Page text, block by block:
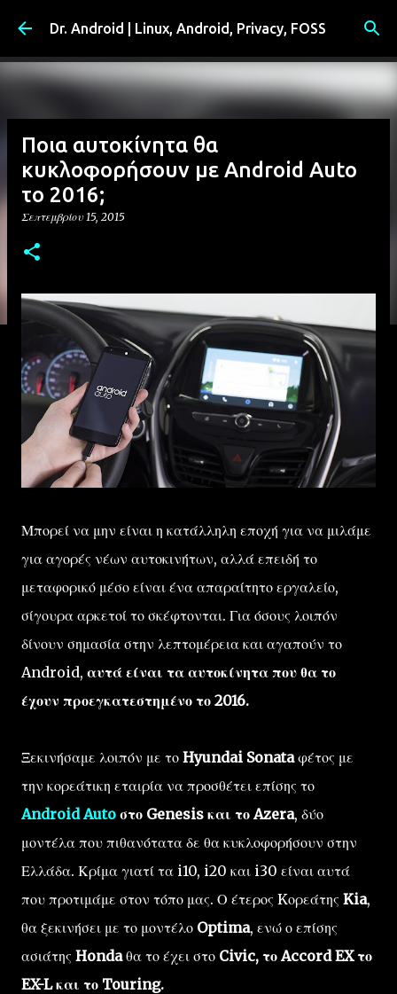
Μετάβαση στο κύριο περιεχόμενο
Dr. Android | Linux, Android, Privacy, FOSS
Ποια αυτοκίνητα θα
κυκλοφορήσουν με Android Auto
το 2016;
Σεπτεμβρίου 15, 2015
Μπορεί να μην είναι η κατάλληλη εποχή για να μιλάμε
για αγορές νέων αυτοκινήτων, αλλά επειδή το
μεταφορικό μέσο είναι ένα απαραίτητο εργαλείο,
σίγουρα αρκετοί το σκέφτονται. Για όσους λοιπόν
δίνουν σημασία στην λεπτομέρεια και αγαπούν το
Android, αυτά είναι τα αυτοκίνητα που θα το
έχουν προεγκατεστημένο το 2016.
Ξεκινήσαμε λοιπόν με το Hyundai Sonataφέτος με
την κορεάτικη εταιρία να προσθέτει επίσης το
Android Auto στο Genesis και το Azera, δύο
μοντέλα που πιθανότατα δε θα κυκλοφορήσουν στην
Ελλάδα. Κρίμα γιατί τα i10, i20 και i30 είναι αυτά
που προτιμάμε στον τόπο μας. Ο έτερος Kορεάτης Kia,
θα ξεκινήσει με το μοντέλο Optima, ενώ ο επίσης
ασιάτης Hondaθα το έχει στο Civic, το Accord EX το
EX-L και το Touring.